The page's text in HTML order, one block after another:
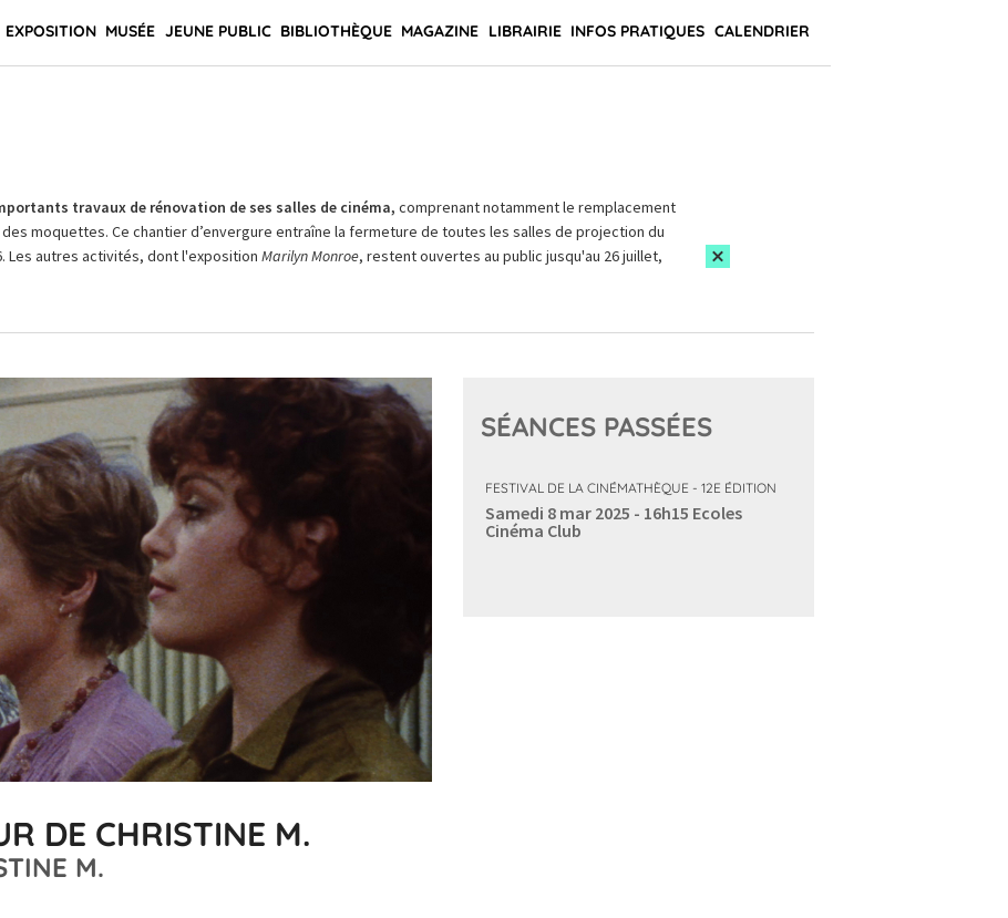
EXPOSITION MUSÉE JEUNE PUBLIC BIBLIOTHÈQUE MAGAZINE LIBRAIRIE INFOS PRATIQUES CALENDRIER
travaux de rénovation de ses salles de cinéma, comprenant notamment le remplacement
moquettes. Ce chantier d’envergure entraîne la fermeture de toutes les salles de projection du
Les autres activités, dont l'exposition Marilyn Monroe, restent ouvertes au public jusqu'au 26 juillet,
DE CHRISTINE M.
M.
SÉANCES PASSÉES
FESTIVAL DE LA CINÉMATHÈQUE - 12E ÉDITION
Samedi 8 mar 2025 - 16h15 Ecoles
Cinéma Club